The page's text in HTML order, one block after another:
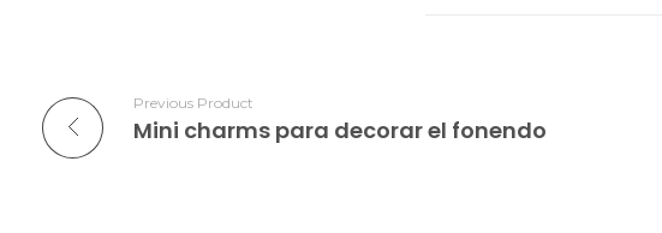
Previous Product
Mini charms para decorar el fonendo